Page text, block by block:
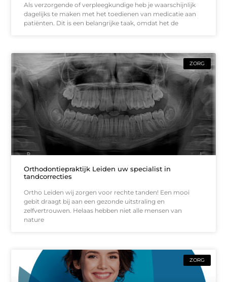
Als verzorgende of verpleegkundige heb je waarschijnlijk
dagelijks te maken met het toedienen van medicatie aan
patiënten. Dit is een belangrijke taak, omdat het de
ZORG
Orthodontiepraktijk Leiden uw specialist in
tandcorrecties
Ortho Leiden wij zorgen voor rechte tanden! Een mooi
gebit draagt bij aan een gezonde uitstraling en
zelfvertrouwen. Helaas hebben niet alle mensen van
nature
ZORG